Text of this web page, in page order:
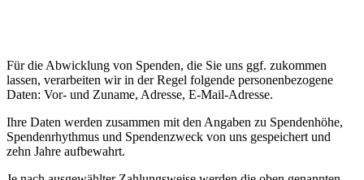
Für die Abwicklung von Spenden, die Sie uns ggf. zukommen
lassen, verarbeiten wir in der Regel folgende personenbezogene
Daten: Vor- und Zuname, Adresse, E-Mail-Adresse.
Ihre Daten werden zusammen mit den Angaben zu Spendenhöhe,
Spendenrhythmus und Spendenzweck von uns gespeichert und
zehn Jahre aufbewahrt.